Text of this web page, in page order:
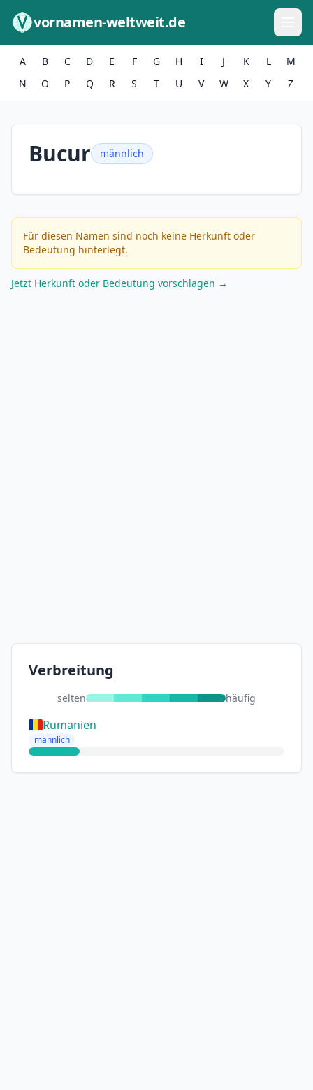
vornamen-weltweit.de
A B C D E F G H I J K L
M
N
O P Q R S T U V W X Y Z
Bucur männlich
Für diesen Namen sind noch keine Herkunft oder
Bedeutung hinterlegt.
Jetzt Herkunft oder Bedeutung vorschlagen →
Verbreitung
selten häufig
Rumänien
männlich